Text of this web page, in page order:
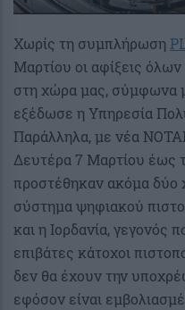
Χωρίς τη συμπλήρωση
Μαρτίου οι αφίξεις
στη χώρα μας, σύμφωνα
εξέδωσε η Υπηρεσία
Παράλληλα, με νέα
Δευτέρα 7 Μαρτίου έως
προστέθηκαν ακόμα
σύστημα ψηφιακού
και η Ιορδανία, γεγονός
επιβάτες κάτοχοι
δεν θα έχουν την
εφόσον είναι